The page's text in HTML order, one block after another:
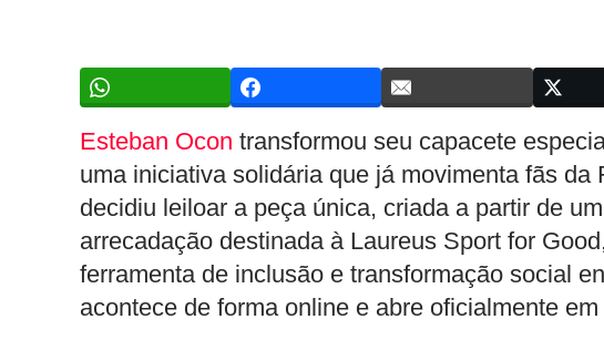
Esteban Ocon transformou seu capacete
uma iniciativa solidária que já movimenta fãs
decidiu leiloar a peça única, criada a partir de
arrecadação destinada à Laureus Sport for
ferramenta de inclusão e transformação social
acontece de forma online e abre oficialmente